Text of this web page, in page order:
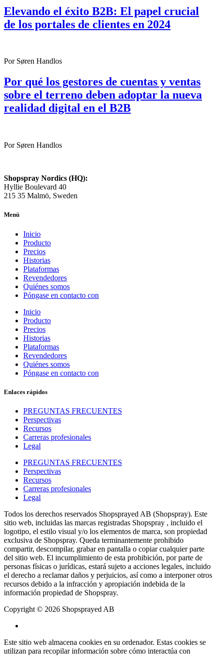
Elevando el éxito B2B: El papel crucial
de los portales de clientes en 2024
Por Søren Handlos
Por qué los gestores de cuentas y ventas
sobre el terreno deben adoptar la nueva
realidad digital en el B2B
Por Søren Handlos
Shopspray Nordics (HQ):
Hyllie Boulevard 40
215 35 Malmö, Sweden
Menú
Inicio
Producto
Precios
Historias
Plataformas
Revendedores
Quiénes somos
Póngase en contacto con
Inicio
Producto
Precios
Historias
Plataformas
Revendedores
Quiénes somos
Póngase en contacto con
Enlaces rápidos
PREGUNTAS FRECUENTES
Perspectivas
Recursos
Carreras profesionales
Legal
PREGUNTAS FRECUENTES
Perspectivas
Recursos
Carreras profesionales
Legal
Todos los derechos reservados Shopsprayed AB (Shopspray). Este
sitio web, incluidas las marcas registradas Shopspray , incluido el
logotipo, el estilo visual y/o los elementos de marca, son propiedad
exclusiva de Shopspray. Queda terminantemente prohibido
compartir, descompilar, grabar en pantalla o copiar cualquier parte
del sitio web. El incumplimiento de esta prohibición, por parte de
personas físicas o jurídicas, estará sujeto a acciones legales, incluido
el derecho a reclamar daños y perjuicios, así como a interponer otros
recursos debido a la infracción y apropiación indebida de la
información propiedad de Shopspray.
Copyright © 2026 Shopsprayed AB
Este sitio web almacena cookies en su ordenador. Estas cookies se
utilizan para recopilar información sobre cómo interactúa con